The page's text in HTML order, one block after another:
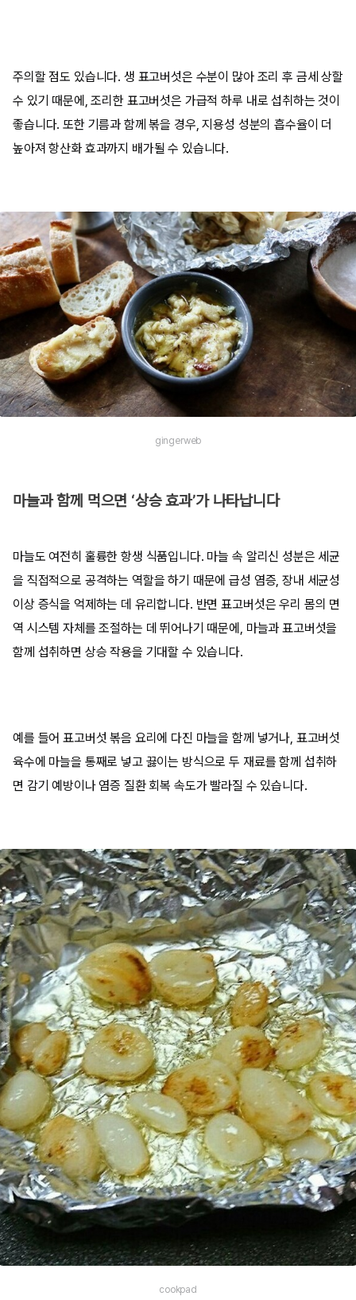
주의할 점도 있습니다. 생 표고버섯은 수분이 많아 조리 후 금세 상할
수 있기 때문에, 조리한 표고버섯은 가급적 하루 내로 섭취하는 것이
좋습니다. 또한 기름과 함께 볶을 경우, 지용성 성분의 흡수율이 더
높아져 항산화 효과까지 배가될 수 있습니다.
gingerweb
마늘과 함께 먹으면 ‘상승 효과’가 나타납니다
마늘도 여전히 훌륭한 항생 식품입니다. 마늘 속 알리신 성분은 세균
을 직접적으로 공격하는 역할을 하기 때문에 급성 염증, 장내 세균성
이상 증식을 억제하는 데 유리합니다. 반면 표고버섯은 우리 몸의 면
역 시스템 자체를 조절하는 데 뛰어나기 때문에, 마늘과 표고버섯을
함께 섭취하면 상승 작용을 기대할 수 있습니다.
예를 들어 표고버섯 볶음 요리에 다진 마늘을 함께 넣거나, 표고버섯
육수에 마늘을 통째로 넣고 끓이는 방식으로 두 재료를 함께 섭취하
면 감기 예방이나 염증 질환 회복 속도가 빨라질 수 있습니다.
cookpad